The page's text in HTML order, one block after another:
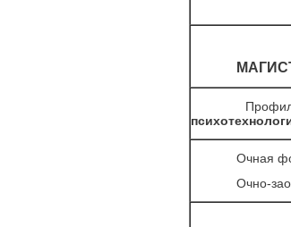
Очная
Очно-